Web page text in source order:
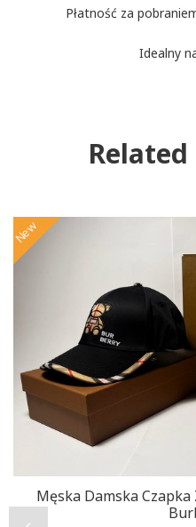
Płatność za
Idealny
New
Męska Damska